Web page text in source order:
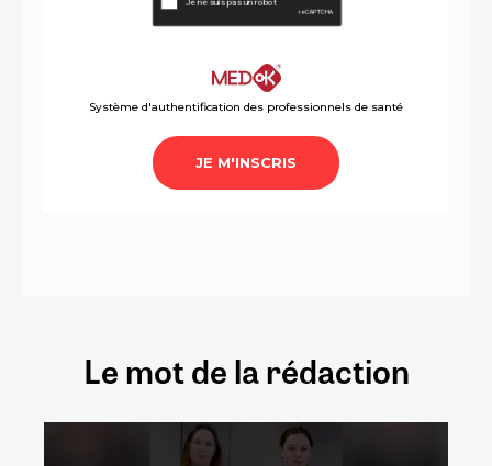
Le mot de la rédaction